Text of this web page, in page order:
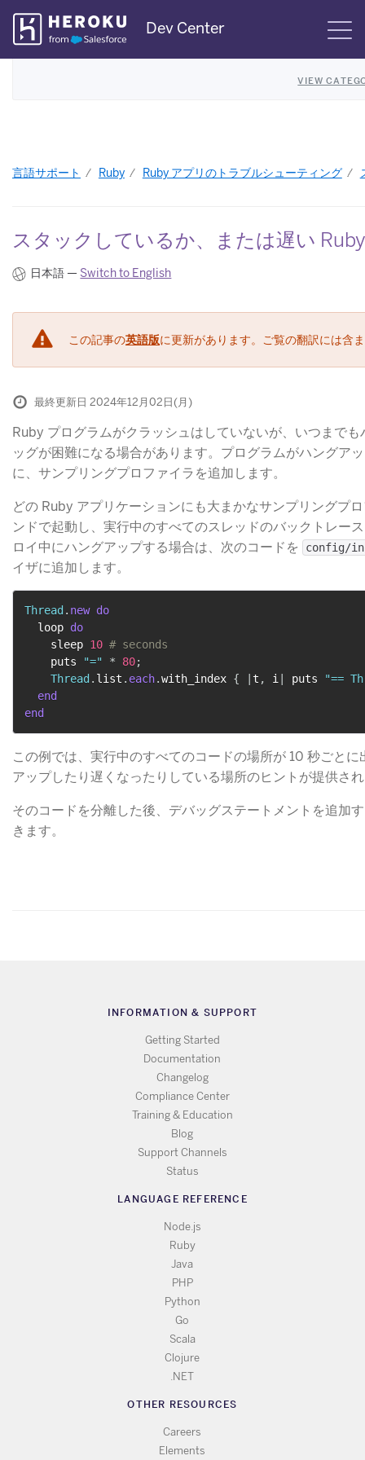
Skip
Navigation
Dev Center
VIEW
言語サポート Ruby Ruby アプリのトラブルシューティング
スタックしているか、または遅い
日本語 — Switch to English
この記事の英語版に更新があります。ご覧の翻訳には含
最終更新日 2024年12月02日(月)
Ruby プログラムがクラッシュはしていないが、いつまで
ッグが困難になる場合があります。プログラムがハングア
に、サンプリングプロファイラを追加します。
どの Ruby アプリケーションにも大まかなサンプリングプ
ンドで起動し、実行中のすべてのスレッドのバックトレー
ロイ中にハングアップする場合は、次のコードを
config/
イザに追加します。
Thread . new do
  loop
do
    sleep
10 # seconds
    puts
"=" * 80;
Thread . list . each.with_index { t , i puts
"==
end
end
この例では、実行中のすべてのコードの場所が 10 秒ごと
アップしたり遅くなったりしている場所のヒントが提供さ
そのコードを分離した後、デバッグステートメントを追加
きます。
INFORMATION & SUPPORT
Getting Started
Documentation
Changelog
Compliance Center
Training & Education
Blog
Support Channels
Status
LANGUAGE REFERENCE
Node.js
Ruby
Java
PHP
Python
Go
Scala
Clojure
.NET
OTHER RESOURCES
Careers
Elements